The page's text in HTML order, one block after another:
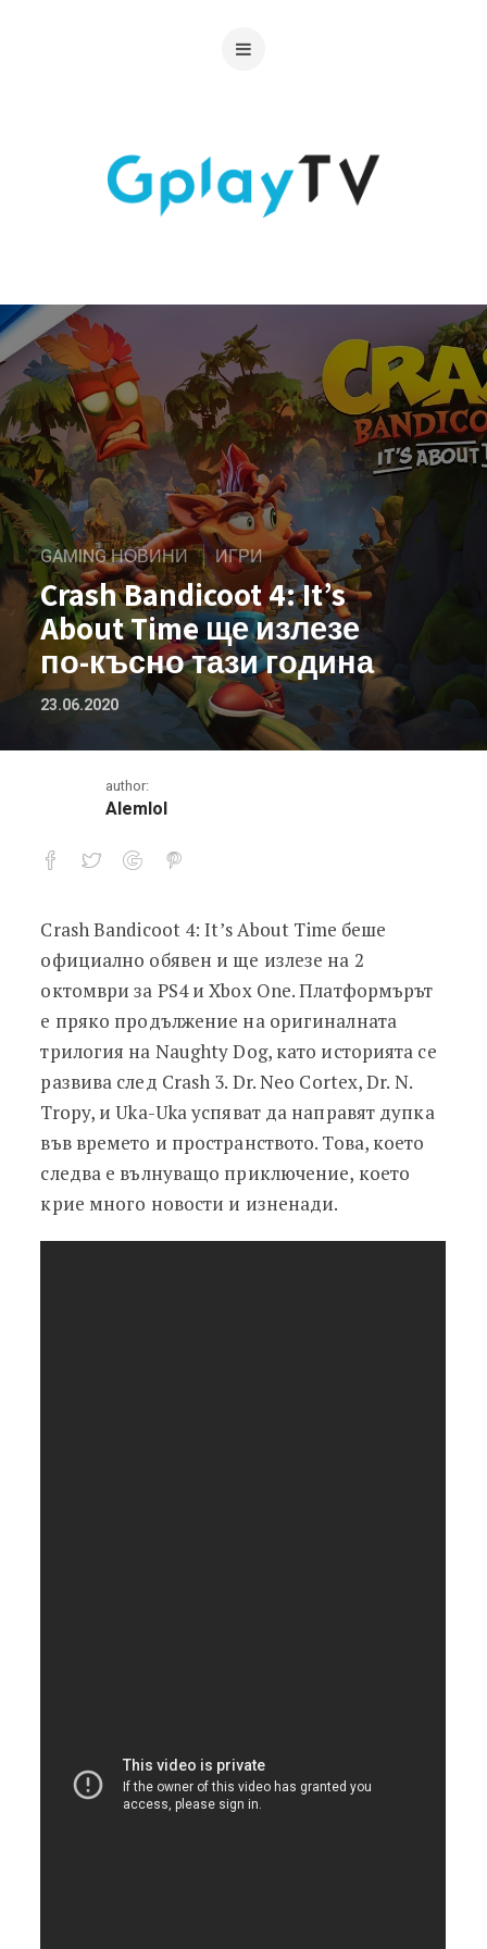
GAMING НОВИНИ ИГРИ
Crash Bandicoot 4: It’s
About Time ще излезе
по-късно тази година
23.06.2020
author:
Alemlol
Crash Bandicoot 4: It’s About Time
Crash Bandicoot 4: It’s About Time беше
официално обявен и ще излезе на 2
октомври за PS4 и Xbox One. Платформърът
е пряко продължение на оригиналната
трилогия на Naughty Dog, като историята се
развива след Crash 3. Dr. Neo Cortex, Dr. N.
Tropy, и Uka-Uka успяват да направят дупка
във времето и пространството. Това, което
следва е вълнуващо приключение, което
крие много новости и изненади.